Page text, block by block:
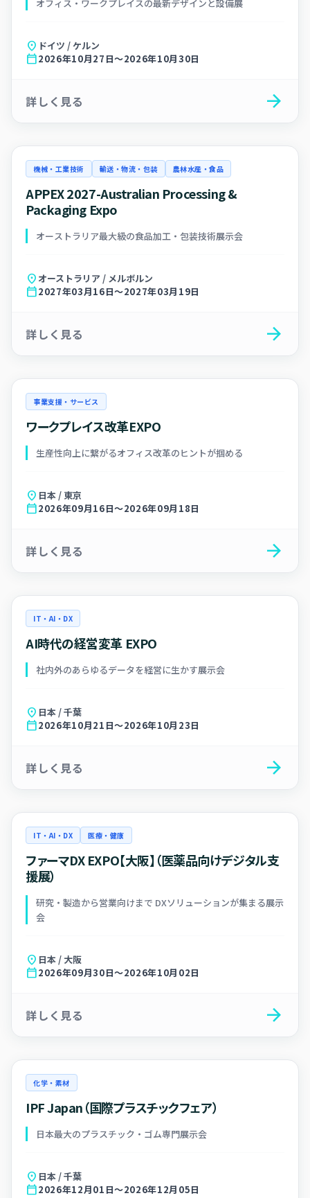
オフィス・ワークプレイスの最新デザインと設備展
location_on ドイツ / ケルン
calendar_today2026年10月27日～2026年10月30日
詳しく見る arrow_forward
機械・工業技術 輸送・物流・包装 農林水産・食品
APPEX 2027-Australian Processing &
Packaging Expo
オーストラリア最大級の食品加工・包装技術展示会
location_on オーストラリア / メルボルン
calendar_today2027年03月16日～2027年03月19日
詳しく見る arrow_forward
事業支援・サービス
ワークプレイス改革EXPO
生産性向上に繋がるオフィス改革のヒントが掴める
location_on 日本 / 東京
calendar_today2026年09月16日～2026年09月18日
詳しく見る arrow_forward
IT・AI・DX
AI時代の経営変革 EXPO
社内外のあらゆるデータを経営に生かす展示会
location_on 日本 / 千葉
calendar_today2026年10月21日～2026年10月23日
詳しく見る arrow_forward
IT・AI・DX 医療・健康
ファーマDX EXPO【大阪】（医薬品向けデジタル支
援展）
研究・製造から営業向けまで DXソリューションが集まる展示
会
location_on 日本 / 大阪
calendar_today2026年09月30日～2026年10月02日
詳しく見る arrow_forward
化学・素材
IPF Japan（国際プラスチックフェア）
日本最大のプラスチック・ゴム専門展示会
location_on 日本 / 千葉
calendar_today2026年12月01日～2026年12月05日